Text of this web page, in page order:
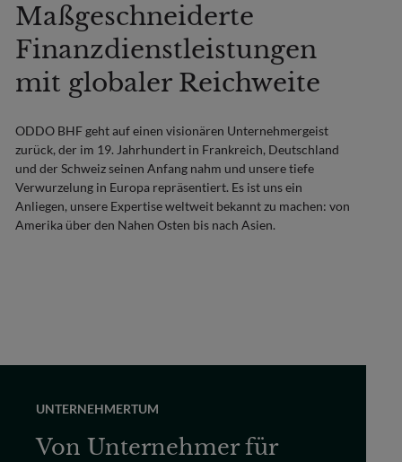
Maßgeschneiderte
Finanzdienstleistungen
mit globaler Reichweite
ODDO BHF geht auf einen visionären Unternehmergeist
zurück, der im 19. Jahrhundert in Frankreich, Deutschland
und der Schweiz seinen Anfang nahm und unsere tiefe
Verwurzelung in Europa repräsentiert. Es ist uns ein
Anliegen, unsere Expertise weltweit bekannt zu machen: von
Amerika über den Nahen Osten bis nach Asien.
UNTERNEHMERTUM
Von Unternehmer für